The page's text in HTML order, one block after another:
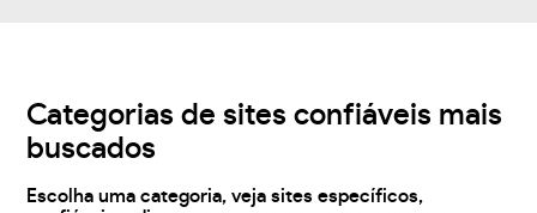
Categorias de sites confiáveis mais
buscados
Escolha uma categoria, veja sites específicos,